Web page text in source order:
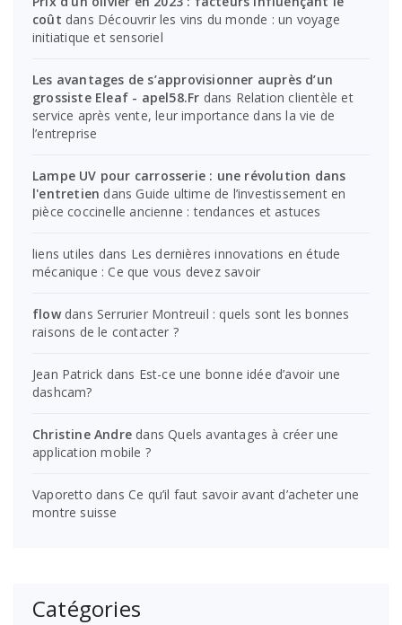
coût dans Découvrir les vins du monde : un voyage
initiatique et sensoriel
Les avantages de s’approvisionner auprès d’un
grossiste Eleaf - apel58.Fr dans Relation clientèle et
service après vente, leur importance dans la vie de
l’entreprise
Lampe UV pour carrosserie : une révolution dans
l'entretien dans Guide ultime de l’investissement en
pièce coccinelle ancienne : tendances et astuces
liens utiles dans Les dernières innovations en étude
mécanique : Ce que vous devez savoir
flowdans Serrurier Montreuil : quels sont les bonnes
raisons de le contacter ?
Jean Patrick dans Est-ce une bonne idée d’avoir une
dashcam?
Christine Andre dansQuels avantages à créer une
application mobile ?
Vaporetto dansCe qu’il faut savoir avant d’acheter une
montre suisse
Catégories